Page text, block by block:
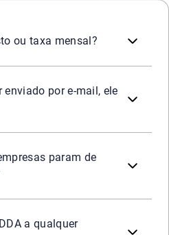
ou taxa mensal?
por e-mail, ele
param de
a qualquer